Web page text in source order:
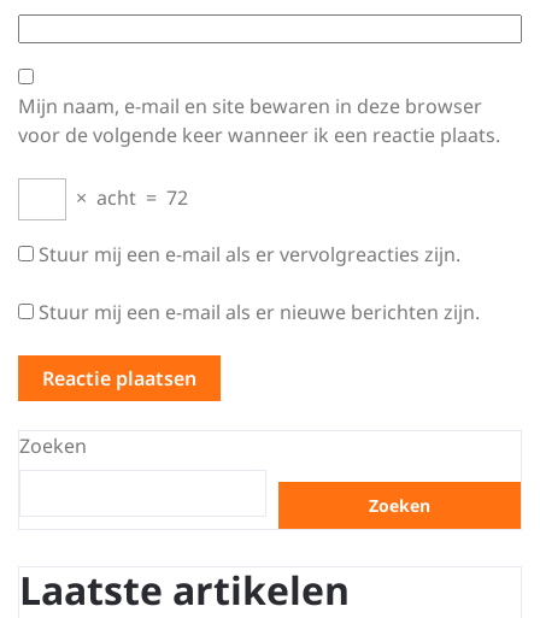
Mijn naam, e-mail en site bewaren in deze browser
voor de volgende keer wanneer ik een reactie plaats.
× acht = 72
Stuur mij een e-mail als er vervolgreacties zijn.
Stuur mij een e-mail als er nieuwe berichten zijn.
Zoeken
Zoeken
Laatste artikelen